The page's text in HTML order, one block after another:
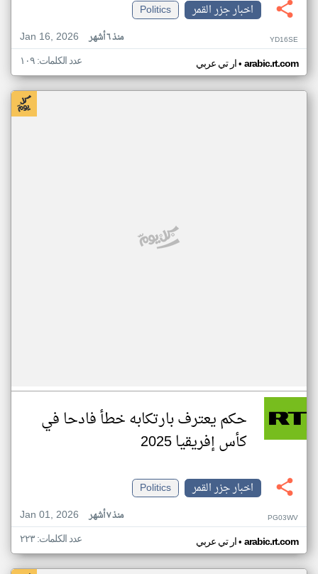
اخبار جزر القمر
Politics
Jan 16, 2026
منذ ٦ أشهر YD16SE
ار تي عربي• arabic.rt.com عدد الكلمات: ١٠٩
حكم يعترف بارتكابه خطأ فادحا في
كأس إفريقيا 2025
اخبار جزر القمر
Politics
Jan 01, 2026
منذ ٧ أشهر PG03WV
ار تي عربي• arabic.rt.com عدد الكلمات: ٢٢٣